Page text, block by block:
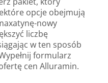
opcje obejmują
nowy
liczbę
w ten sposób
formularz
cen Alluramin.